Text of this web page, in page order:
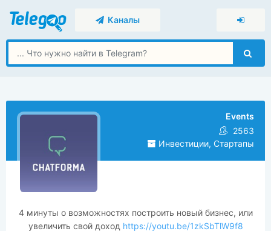
Каналы
Events
2563
Инвестиции, Стартапы
4 минуты о возможностях построить новый бизнес, или
увеличить свой доход https://youtu.be/1zkSbTlW9f8